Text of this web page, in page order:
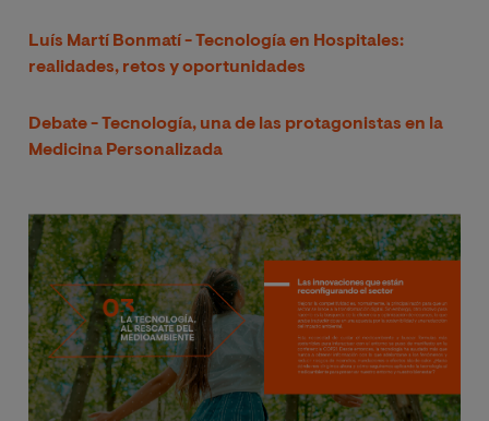
Luís Martí Bonmatí - Tecnología en Hospitales:
realidades, retos y oportunidades
Debate - Tecnología, una de las protagonistas en la
Medicina Personalizada